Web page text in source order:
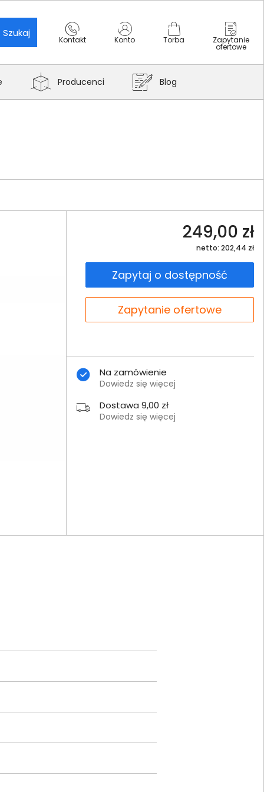
Szukaj
Kontakt Konto Torba Zapytanie
ofertowe
Producenci Blog
249,00 zł
netto: 202,44 zł
Zapytaj o dostępność
Zapytanie ofertowe
Na zamówienie
Dowiedz się więcej
Dostawa 9,00 zł
Dowiedz się więcej